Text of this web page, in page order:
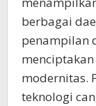
berbagai
penampilan
modernitas.
teknologi